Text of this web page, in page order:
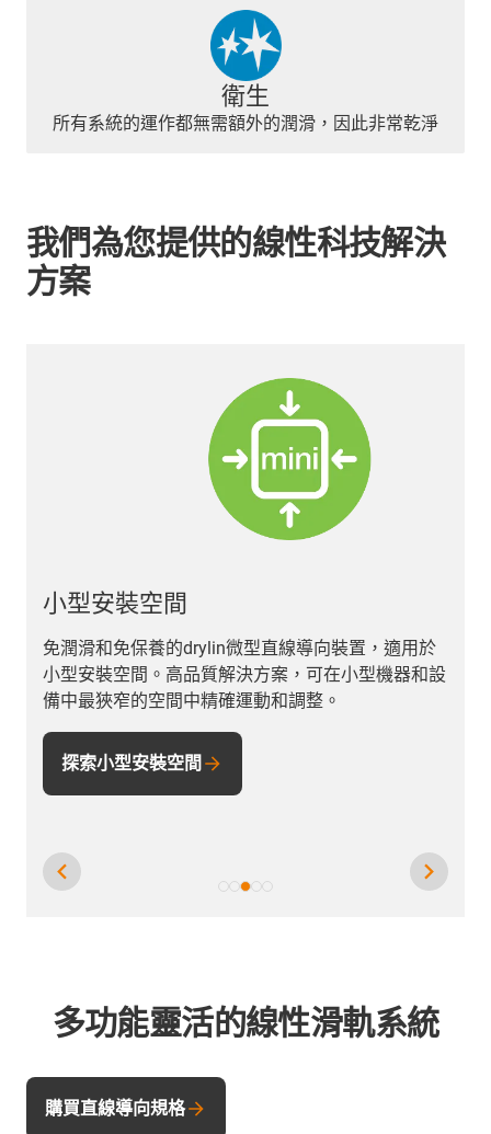
衛生
所有系統的運作都無需額外的潤滑，因此非常乾淨
我們為您提供的線性科技解決
方案
無 PTFE 和 PFAS 測試的線性科技
無 PTFE 和 PFAS 測試的線性科技不一定是成本因
素。我們採用 iglidur 材料製成的滑塊提供經濟、安
全且符合 FDA 規範的解決方案，適用於廣泛的應
用。
不含PTFE 線性科技、直線軸承
多功能靈活的線性滑軌系統
購買直線導向規格